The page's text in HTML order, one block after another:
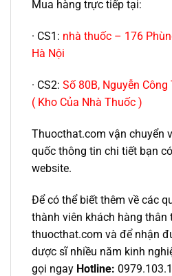
Mua hàng trực tiếp tại:
· CS1: nhà thuốc – 176
Hà Nội
· CS2: Số 80B, Nguyễn
( Kho Của Nhà Thuốc )
Thuocthat.com vận chuyển
quốc thông tin chi tiết bạn
website.
Để có thể biết thêm về các
thành viên khách hàng thân
thuocthat.com và để nhận
dược sĩ nhiều năm kinh
gọi ngay Hotline: